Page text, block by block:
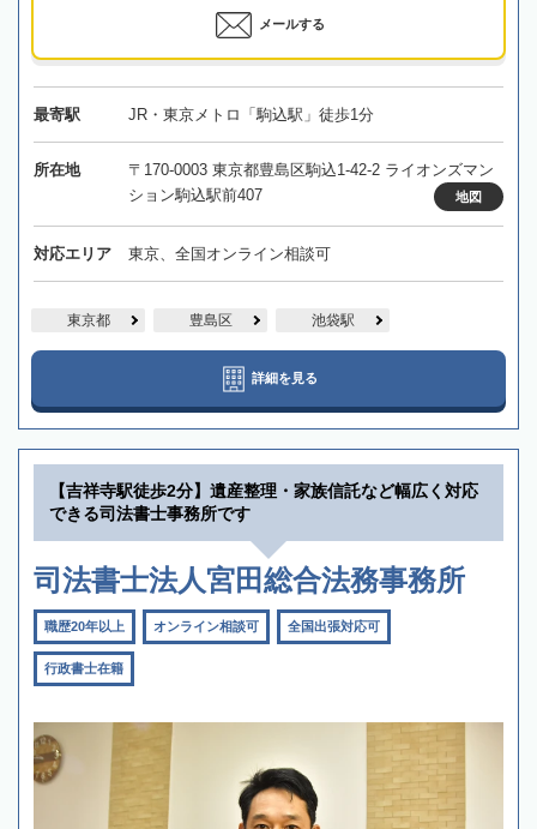
メールする
最寄駅 JR・東京メトロ「駒込駅」徒歩1分
所在地
〒170-0003 東京都豊島区駒込1-42-2 ライオンズマン
ション駒込駅前407
地図
対応エリア 東京、全国オンライン相談可
東京都 豊島区 池袋駅
詳細を見る
【吉祥寺駅徒歩2分】遺産整理・家族信託など幅広く対応
できる司法書士事務所です
司法書士法人宮田総合法務事務所
職歴20年以上 オンライン相談可 全国出張対応可
行政書士在籍